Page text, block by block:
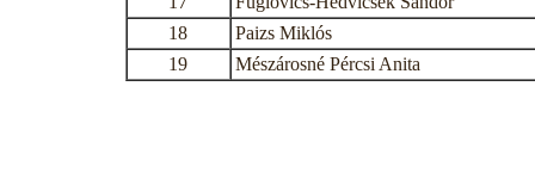
18
Paizs Miklós
19
Mészárosné Pércsi Anita